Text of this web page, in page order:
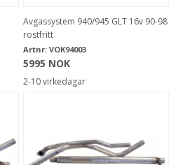
Avgassystem 940/945 GLT 16v 90-98
rostfritt
Artnr: VOK94003
5995 NOK
2-10 virkedagar